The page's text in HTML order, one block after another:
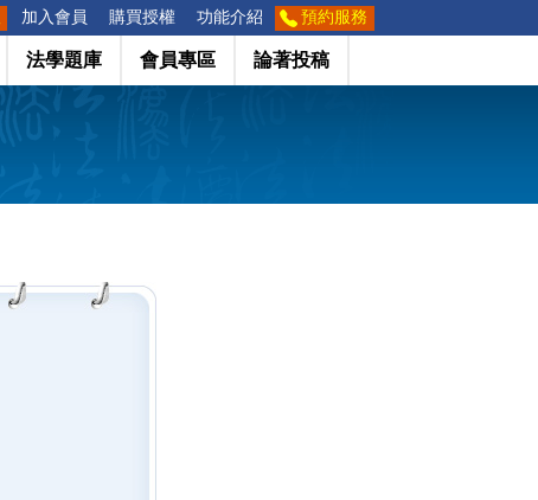
加入會員 購買授權 功能介紹 預約服務
法學題庫 會員專區 論著投稿